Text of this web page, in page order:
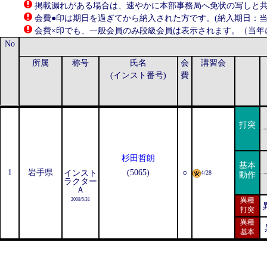
掲載漏れがある場合は、速やかに本部事務局へ免状の写しと
会費●印は期日を過ぎてから納入された方です。(納入期日：
会費×印でも、一般会員のみ段級会員は表示されます。（当
No
所属 称号
氏名
(インスト番号)
会
費
講習会
1 岩手県
インスト
ラクター
Ａ
2008/5/31
杉田哲朗
(5065)
○ 4/28
打突
基本
動作
異種
打突
異種
基本